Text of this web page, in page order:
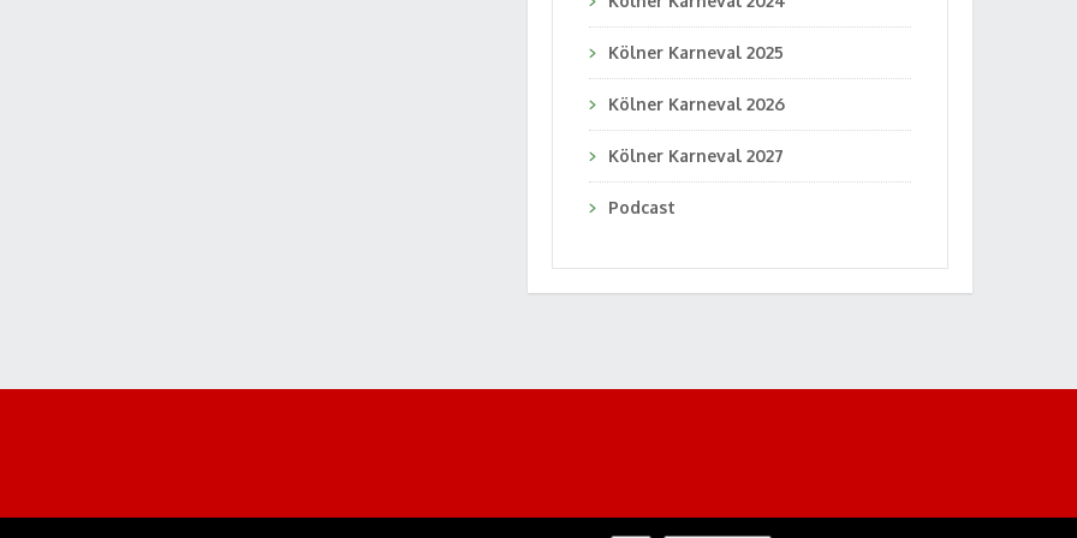
Kölner Karneval 2025
Kölner Karneval 2026
Kölner Karneval 2027
Podcast